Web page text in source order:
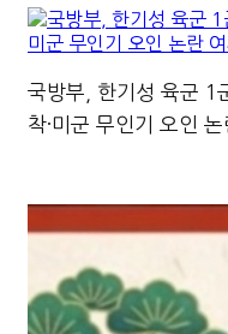
국방부, 한기성 육군 1
착·미군 무인기 오인